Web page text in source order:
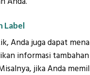
Label
Anda juga dapat
informasi
jika Anda